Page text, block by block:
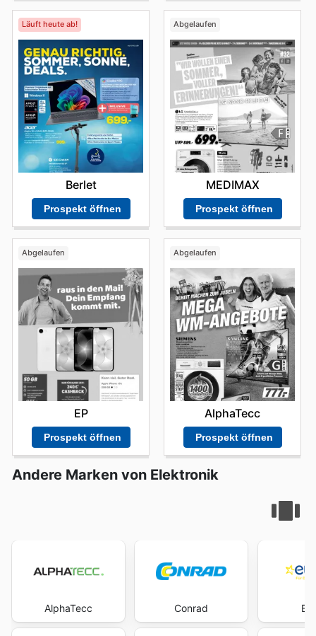
Läuft heute ab!
Berlet
Prospekt öffnen
Abgelaufen
MEDIMAX
Prospekt öffnen
Abgelaufen
EP
Prospekt öffnen
Abgelaufen
AlphaTecc
Prospekt öffnen
Andere Marken von Elektronik
AlphaTecc Conrad